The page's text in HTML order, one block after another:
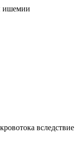
ишемии
вследствие